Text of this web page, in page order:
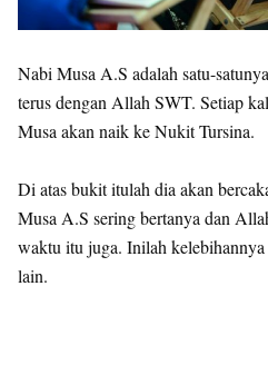
Nabi Musa A.S adalah satu-
terus dengan Allah SWT. Setiap
Musa akan naik ke Nukit Tursina.
Di atas bukit itulah dia akan
Musa A.S sering bertanya dan
waktu itu juga. Inilah
lain.